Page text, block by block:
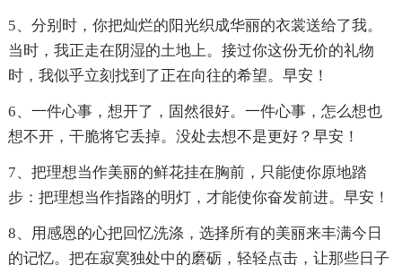
5、分别时，你把灿烂的阳光织成华丽的衣裳送给了我。
当时，我正走在阴湿的土地上。接过你这份无价的礼物
时，我似乎立刻找到了正在向往的希望。早安！
6、一件心事，想开了，固然很好。一件心事，怎么想也
想不开，干脆将它丢掉。没处去想不是更好？早安！
7、把理想当作美丽的鲜花挂在胸前，只能使你原地踏
步：把理想当作指路的明灯，才能使你奋发前进。早安！
8、用感恩的心把回忆洗涤，选择所有的美丽来丰满今日
的记忆。把在寂寞独处中的磨砺，轻轻点击，让那些日子